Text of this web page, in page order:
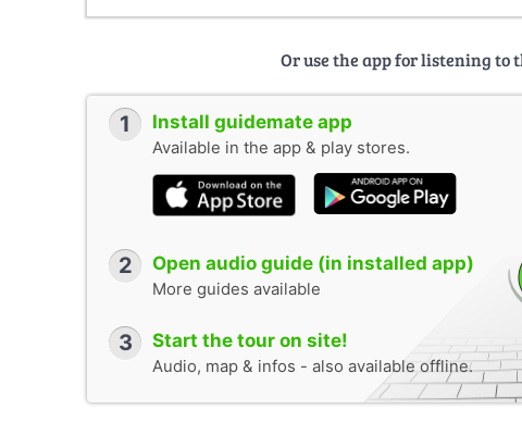
Or use the app for listening to
1 Install guidemate app
Available in the app & play stores.
2 Open audio guide (in installed app)
More guides available
3 Start the tour on site!
Audio, map & infos - also available offline.